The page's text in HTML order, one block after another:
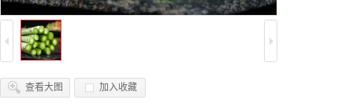
查看大图 加入收藏